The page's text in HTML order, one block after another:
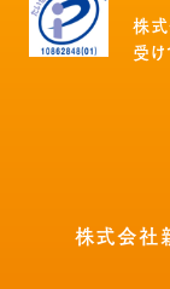
株式
受け
株式会社